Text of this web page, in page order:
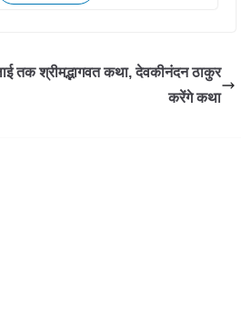
तक श्रीमद्भागवत कथा, देवकीनंदन ठाकुर
करेंगे कथा